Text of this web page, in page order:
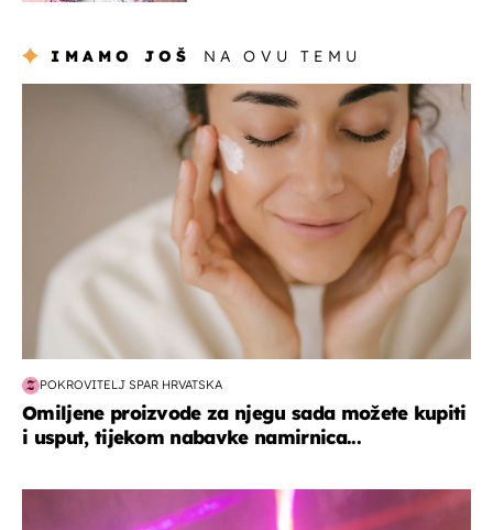
IMAMO JOŠ NA OVU TEMU
moda & ljepota
POKROVITELJ SPAR HRVATSKA
Omiljene proizvode za njegu sada možete kupiti
i usput, tijekom nabavke namirnica...